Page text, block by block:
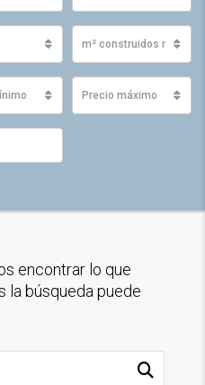
m² construidos
Precio máximo
encontrar lo que
la búsqueda puede